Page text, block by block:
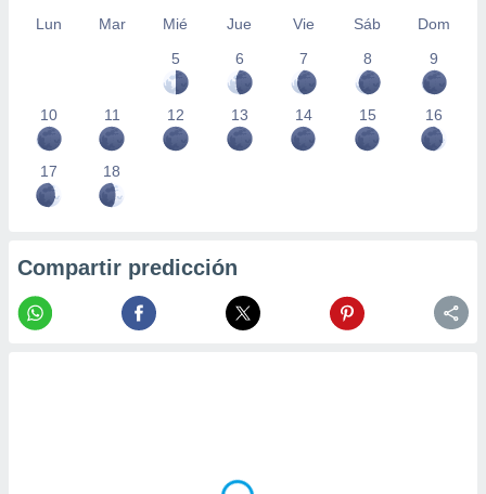
Lun Mar Mié Jue Vie Sáb
Dom
5
6 7 8 9
10 11 12 13 14 15 16
17 18
Compartir predicción